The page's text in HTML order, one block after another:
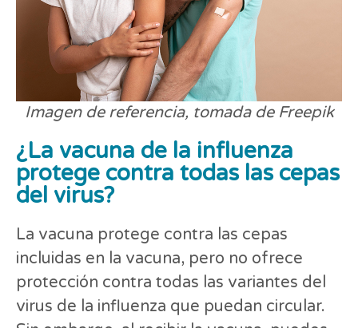
Imagen de referencia, tomada de Freepik
¿La vacuna de la influenza
protege contra todas las cepas
del virus?
La vacuna protege contra las cepas
incluidas en la vacuna, pero no ofrece
protección contra todas las variantes del
virus de la influenza que puedan circular.